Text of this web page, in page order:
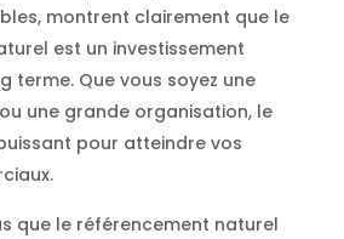
montrent clairement que le
est un investissement
terme. Que vous soyez une
une grande organisation, le
pour atteindre vos
que le référencement naturel